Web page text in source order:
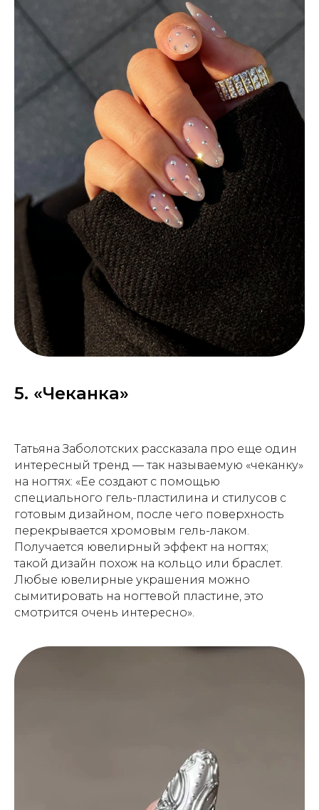
5. «Чеканка»
Татьяна Заболотских рассказала про еще один
интересный тренд — так называемую «чеканку»
на ногтях: «Ее создают с помощью
специального гель-пластилина и стилусов с
готовым дизайном, после чего поверхность
перекрывается хромовым гель-лаком.
Получается ювелирный эффект на ногтях;
такой дизайн похож на кольцо или браслет.
Любые ювелирные украшения можно
сымитировать на ногтевой пластине, это
смотрится очень интересно».